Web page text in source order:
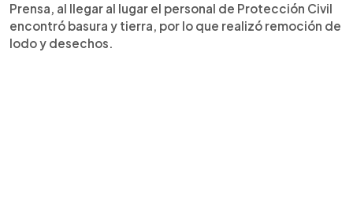
Prensa, al llegar al lugar el personal de Protección Civil
encontró basura y tierra, por lo que realizó remoción de
lodo y desechos.